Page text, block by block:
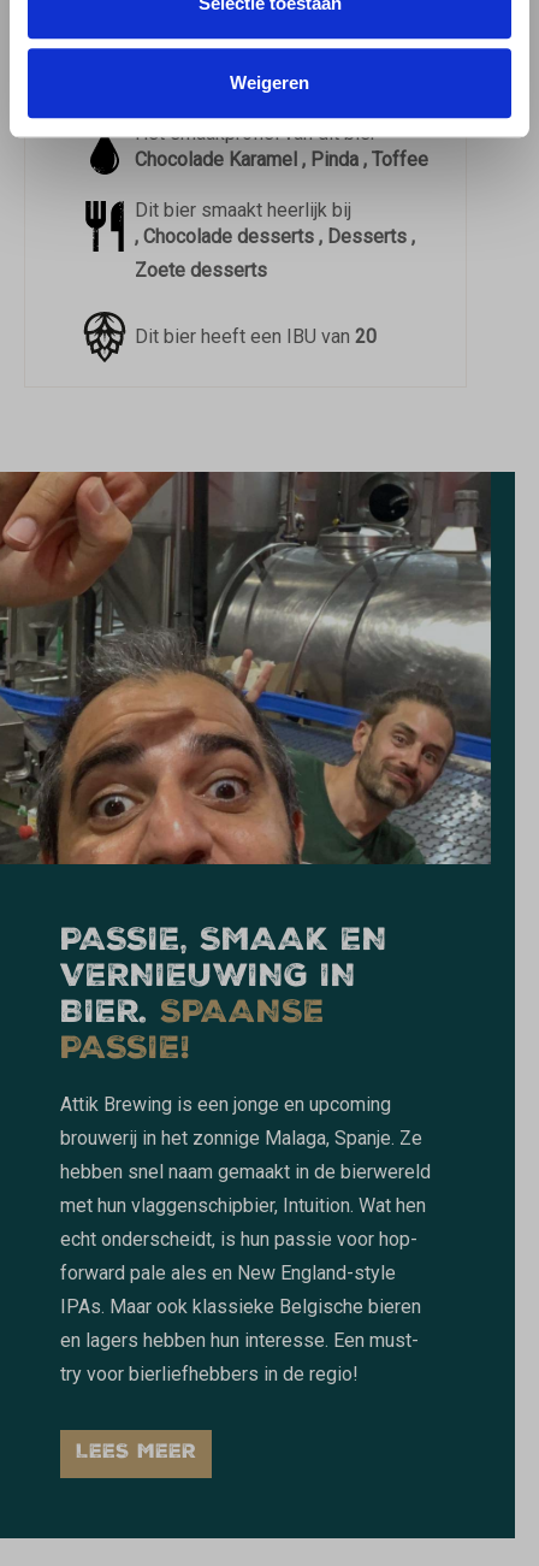
Weigeren
gemiddeld uit124beoordelingen
Dit bier drink je het beste uit een
Het smaakprofiel van dit bier
Chocolade Karamel , Pinda , Toffee
Dit bier smaakt heerlijk bij
, Chocolade desserts , Desserts ,
Zoete desserts
Dit bier heeft een IBU van 20
PASSIE, SMAAK EN
VERNIEUWING IN
BIER. SPAANSE
PASSIE!
Attik Brewing is een jonge en upcoming
brouwerij in het zonnige Malaga, Spanje. Ze
hebben snel naam gemaakt in de bierwereld
met hun vlaggenschipbier, Intuition. Wat hen
echt onderscheidt, is hun passie voor hop-
forward pale ales en New England-style
IPAs. Maar ook klassieke Belgische bieren
en lagers hebben hun interesse. Een must-
try voor bierliefhebbers in de regio!
LEES MEER